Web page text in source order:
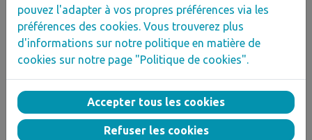
octobre, fin janvier et fin mai.
Un mail après chaque versement
constituant une preuve comptable.
Avant le 15 octobre 2027
pouvez l'adapter à vos propres préférences via les
préférences des cookies. Vous trouverez plus
d'informations sur notre politique en matière de
cookies sur notre page "Politique de cookies".
Accepter tous les cookies
Refuser les cookies